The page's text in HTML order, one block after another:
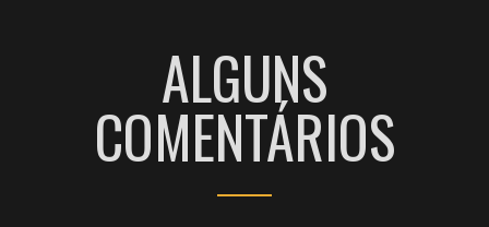
ALGUNS
COMENTÁRIOS